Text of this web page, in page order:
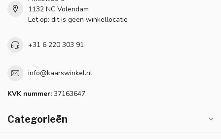
1132 NC Volendam
Let op: dit is geen winkellocatie
+31 6 220 303 91
info@kaarswinkel.nl
KVK nummer: 37163647
Categorieën